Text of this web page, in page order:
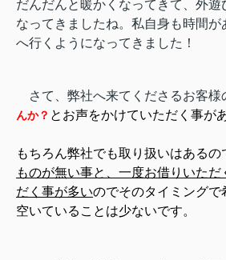
だんだんと暖かくなってきて、外遊
なってきましたね。私自身も時間が
へ行くようになってきました！
さて、弊社へ来てくださるお客様
んか？ とお声をかけていただく事が
もちろん弊社でも取り扱いはあるの
ものが無い事と、一度お借りいただ
だく事が多いのでそのタイミングで
空いていることは少ないです。